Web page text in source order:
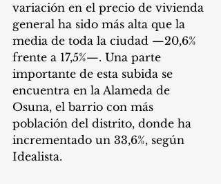
variación en el precio de vivienda
general ha sido más alta que la
media de toda la ciudad —20,6%
frente a 17,5%—. Una parte
importante de esta subida se
encuentra en la Alameda de
Osuna, el barrio con más
población del distrito, donde ha
incrementado un 33,6%, según
Idealista.